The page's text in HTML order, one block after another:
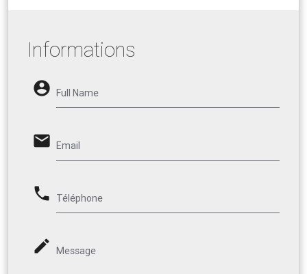
Informations
account_circle Full Name
email Email
phone Téléphone
mode_edit Message